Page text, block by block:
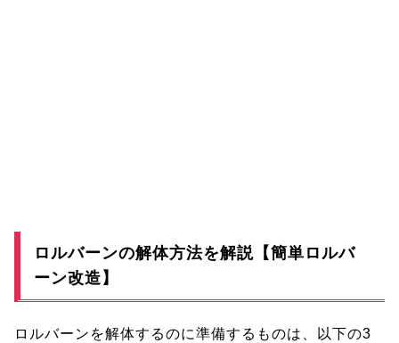
ロルバーンの解体方法を解説【簡単ロルバ
ーン改造】
ロルバーンを解体するのに準備するものは、以下の3